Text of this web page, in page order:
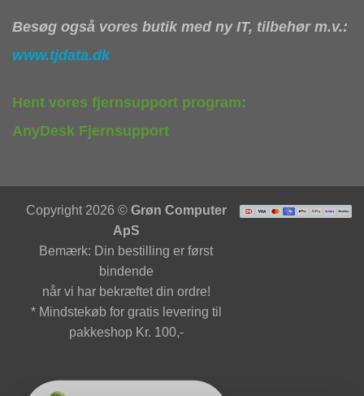
Besøg også vores butik med ny IT, tilbehør m.v.:
www.tjdata.dk
Hent vores fjernsupport program:
AnyDesk Fjernsupport
Copyright 2026 © Grøn Computer
ApS
Bemærk: Din bestilling er først
bindende
når vi har bekræftet din ordre!
* Mindstekøb for gratis levering til
pakkeshop Kr. 100,-